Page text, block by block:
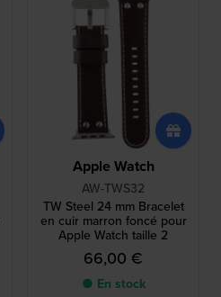
Apple Watch
AW-TWS32
TW Steel 24 mm Bracelet
en cuir marron foncé pour
Apple Watch taille 2
66,00 €
● En stock